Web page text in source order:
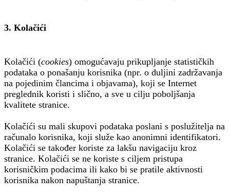
3. Kolačići
Kolačići (cookies) omogućavaju prikupljanje statističkih
podataka o ponašanju korisnika (npr. o duljini zadržavanja
na pojedinim člancima i objavama), koji se Internet
preglednik koristi i slično, a sve u cilju poboljšanja
kvalitete stranice.
Kolačići su mali skupovi podataka poslani s poslužitelja na
računalo korisnika, koji služe kao anonimni identifikatori.
Kolačići se također koriste za lakšu navigaciju kroz
stranice. Kolačići se ne koriste s ciljem pristupa
korisničkim podacima ili kako bi se pratile aktivnosti
korisnika nakon napuštanja stranice.